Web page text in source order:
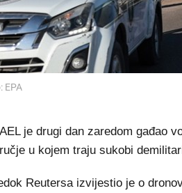
EPA
je drugi dan zaredom gađao
u kojem traju sukobi
Reutersa izvijestio je o